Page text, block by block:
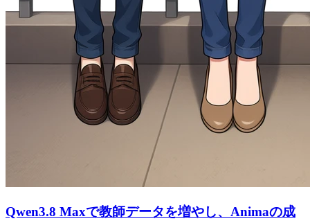
Qwen3.8 Maxで教師データを増やし、Animaの成